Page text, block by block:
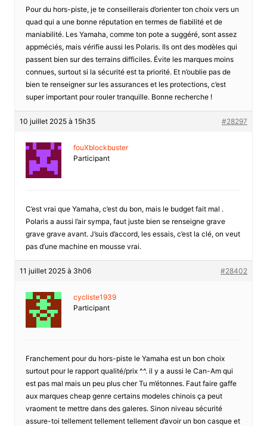
Pour du hors-piste, je te conseillerais d’orienter ton choix vers un
quad qui a une bonne réputation en termes de fiabilité et de
maniabilité. Les Yamaha, comme ton pote a suggéré, sont assez
appméciés, mais vérifie aussi les Polaris. Ils ont des modèles qui
passent bien sur des terrains difficiles. Évite les marques moins
connues, surtout si la sécurité est ta priorité. Et n’oublie pas de
bien te renseigner sur les assurances et les protections, c’est
super important pour rouler tranquille. Bonne recherche !
10 juillet 2025 à 15h35 #28297
fouXblockbuster
Participant
C’est vrai que Yamaha, c’est du bon, mais le budget fait mal .
Polaris a aussi l’air sympa, faut juste bien se renseigne grave
grave grave avant. J’suis d’accord, les essais, c’est la clé, on veut
pas d’une machine en mousse vrai.
11 juillet 2025 à 3h06 #28402
cycliste1939
Participant
Franchement pour du hors-piste le Yamaha est un bon choix
surtout pour le rapport qualité/prix ^^. il y a aussi le Can-Am qui
est pas mal mais un peu plus cher Tu m’étonnes. Faut faire gaffe
aux marques cheap genre certains modeles chinois ça peut
vraoment te mettre dans des galeres. Sinon niveau sécurité
assure-toi tellement tellement tellement d’avoir un bon casque et